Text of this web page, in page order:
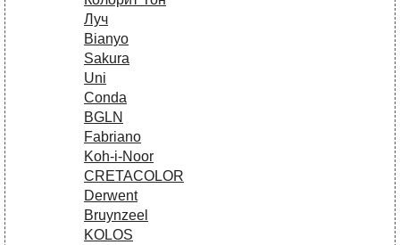
Луч
Bianyo
Sakura
Uni
Conda
BGLN
Fabriano
Koh-i-Noor
CRETACOLOR
Derwent
Bruynzeel
KOLOS